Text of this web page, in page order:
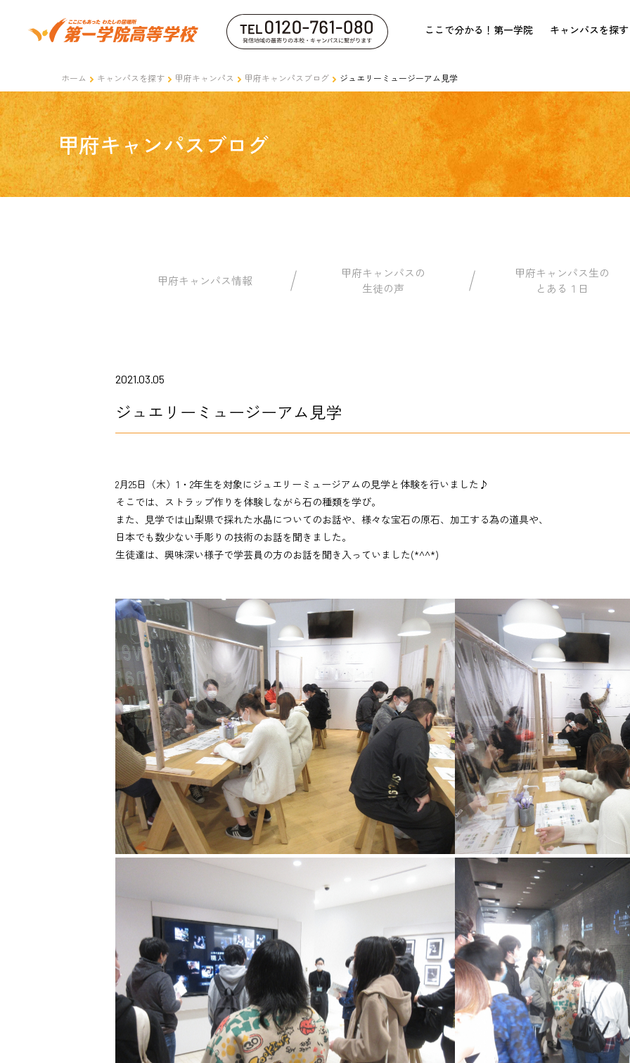
ここで分かる！第一学院 キャンパスを探す
ホーム キャンパスを探す 甲府キャンパス 甲府キャンパスブログ ジュエリーミュージーアム見学
甲府キャンパスブログ
甲府キャンパス情報
甲府キャンパスの
生徒の声
甲府キャンパス生の
とある１日
2021.03.05
ジュエリーミュージーアム見学
2月25日（木）1・2年生を対象にジュエリーミュージアムの見学と体験を行いました♪
そこでは、ストラップ作りを体験しながら石の種類を学び。
また、見学では山梨県で採れた水晶についてのお話や、様々な宝石の原石、加工する為の道具や、
日本でも数少ない手彫りの技術のお話を聞きました。
生徒達は、興味深い様子で学芸員の方のお話を聞き入っていました(*^^*)